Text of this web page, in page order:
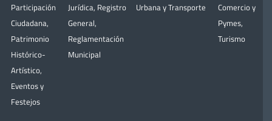
Participación
Ciudadana,
Patrimonio
Histórico-
Artístico,
Eventos y
Festejos
Jurídica, Registro
General,
Reglamentación
Municipal
Urbana y Transporte
Comercio y
Pymes,
Turismo